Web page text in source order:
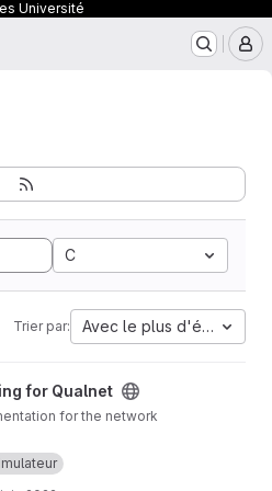
Université
C
Trier par: Avec le plus d'étoiles
for Qualnet
for Qualnet
for the network